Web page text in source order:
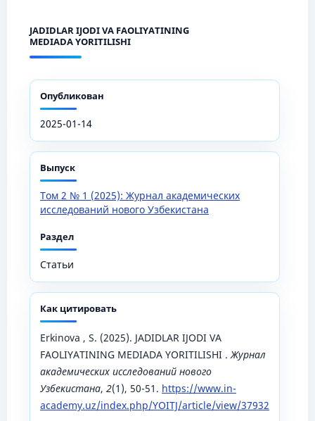
JADIDLAR IJODI VA FAOLIYATINING
MEDIADA YORITILISHI
Опубликован
2025-01-14
Выпуск
Том 2 № 1 (2025): Журнал академических
исследований нового Узбекистана
Раздел
Статьи
Как цитировать
Erkinova , S. (2025). JADIDLAR IJODI VA
FAOLIYATINING MEDIADA YORITILISHI .Журнал
академических исследований нового
Узбекистана, 2(1), 50-51. https://www.in-
academy.uz/index.php/YOITJ/article/view/37932